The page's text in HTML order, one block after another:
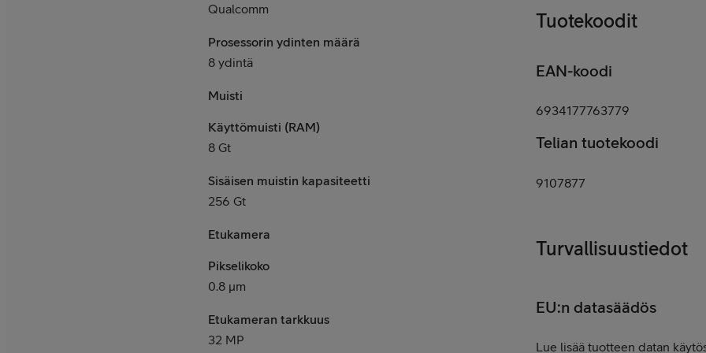
Qualcomm
Prosessorin ydinten määrä
8 ydintä
Muisti
Käyttömuisti (RAM)
8 Gt
Sisäisen muistin kapasiteetti
256 Gt
Etukamera
Pikselikoko
0.8 μm
Etukameran tarkkuus
32 MP
Tuotekoodit
EAN-koodi
6934177763779
Telian tuotekoodi
9107877
Turvallisuustiedot
EU:n datasäädös
Lue lisää tuotteen datan